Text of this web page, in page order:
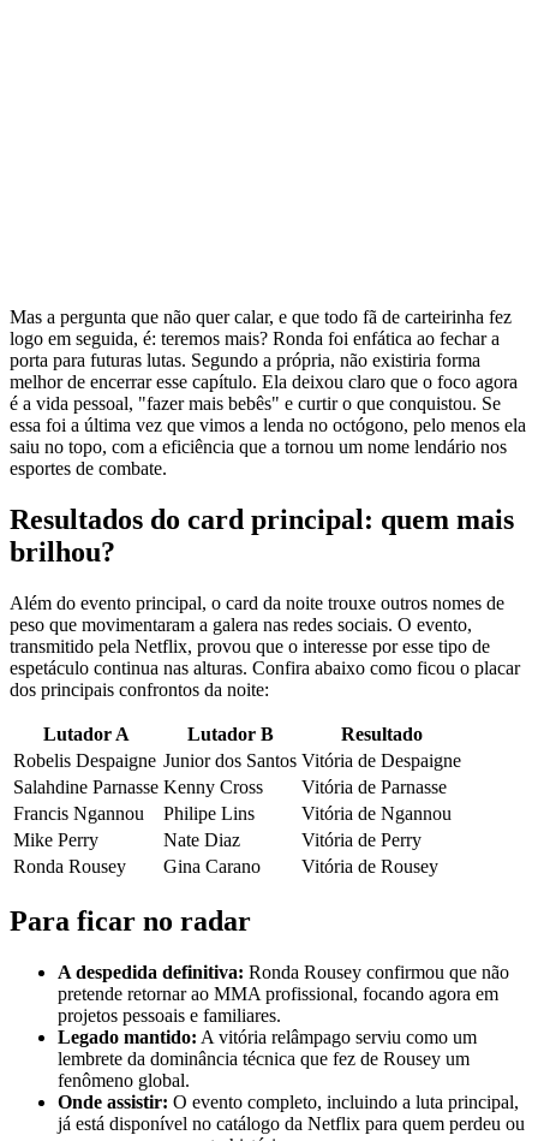
Mas a pergunta que não quer calar, e que todo fã de carteirinha fez
logo em seguida, é: teremos mais? Ronda foi enfática ao fechar a
porta para futuras lutas. Segundo a própria, não existiria forma
melhor de encerrar esse capítulo. Ela deixou claro que o foco agora
é a vida pessoal, "fazer mais bebês" e curtir o que conquistou. Se
essa foi a última vez que vimos a lenda no octógono, pelo menos ela
saiu no topo, com a eficiência que a tornou um nome lendário nos
esportes de combate.
Resultados do card principal: quem mais
brilhou?
Além do evento principal, o card da noite trouxe outros nomes de
peso que movimentaram a galera nas redes sociais. O evento,
transmitido pela Netflix, provou que o interesse por esse tipo de
espetáculo continua nas alturas. Confira abaixo como ficou o placar
dos principais confrontos da noite:
Lutador A Lutador B
Resultado
Robelis Despaigne Junior dos Santos Vitória de Despaigne
Salahdine Parnasse Kenny Cross
Vitória de Parnasse
Francis Ngannou
Philipe Lins
Vitória de Ngannou
Mike Perry
Nate Diaz
Vitória de Perry
Ronda Rousey
Gina Carano Vitória de Rousey
Para ficar no radar
A despedida definitiva: Ronda Rousey confirmou que não
pretende retornar ao MMA profissional, focando agora em
projetos pessoais e familiares.
Legado mantido: A vitória relâmpago serviu como um
lembrete da dominância técnica que fez de Rousey um
fenômeno global.
Onde assistir: O evento completo, incluindo a luta principal,
já está disponível no catálogo da Netflix para quem perdeu ou